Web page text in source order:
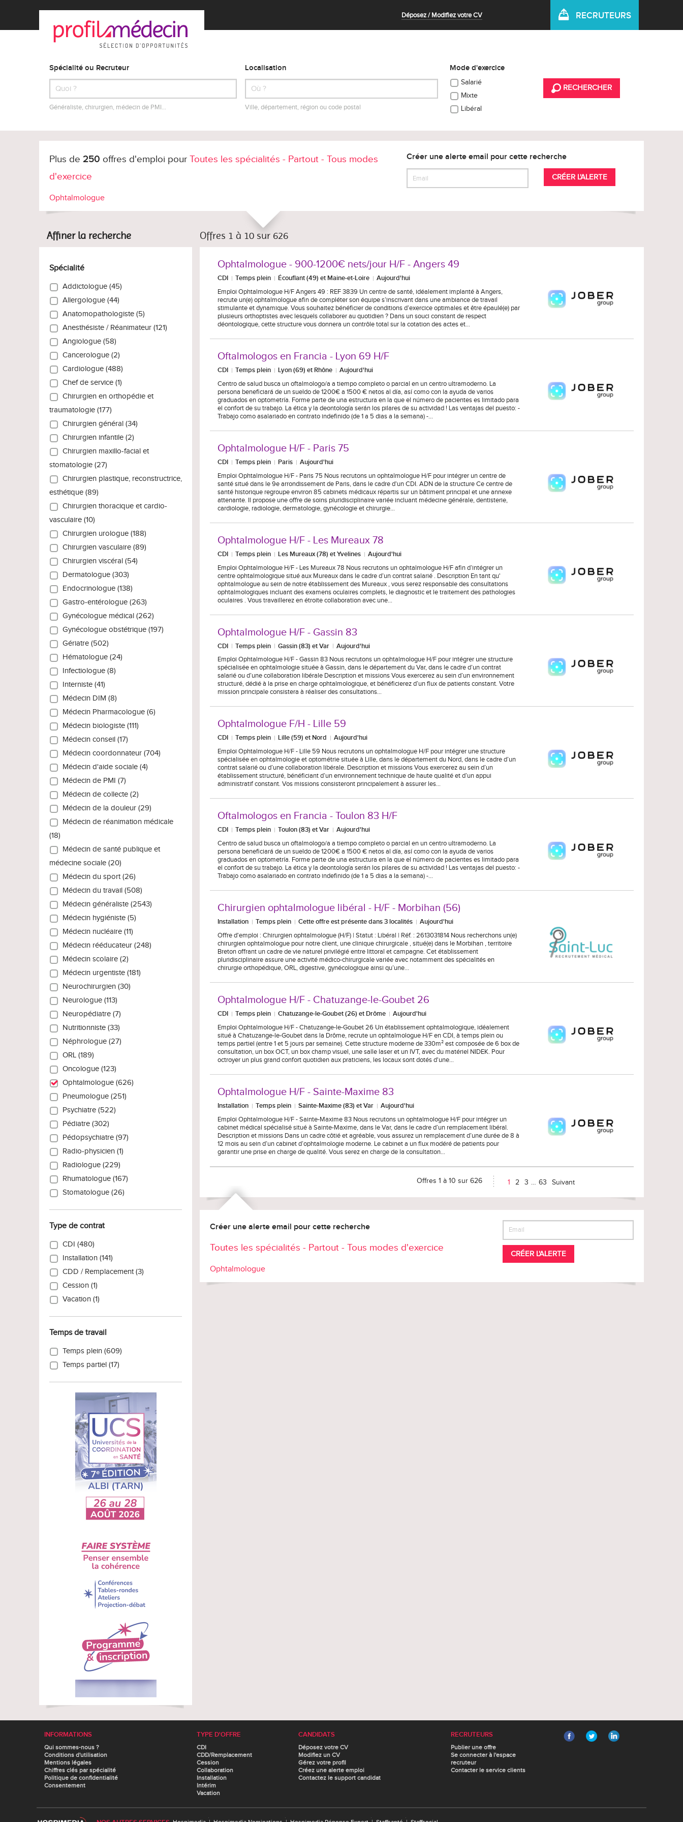
Déposez / Modifiez votre CV RECRUTEURS
Spécialité ou Recruteur
Généraliste, chirurgien, médecin de PMI…
Localisation
Ville, département, région ou code postal
Mode d'exercice
Salarié
Mixte
Libéral
RECHERCHER
Plus de 250 offres d'emploi pour Toutes les spécialités - Partout - Tous modes
d'exercice
Ophtalmologue
Créer une alerte email pour cette recherche
CRÉER L'ALERTE
Affiner la recherche Offres 1 à 10 sur 626
Spécialité
Addictologue (45)
Allergologue (44)
Anatomopathologiste (5)
Anesthésiste / Réanimateur (121)
Angiologue (58)
Cancerologue (2)
Cardiologue (488)
Chef de service (1)
Chirurgien en orthopédie et
traumatologie (177)
Chirurgien général (34)
Chirurgien infantile (2)
Chirurgien maxillo-facial et
stomatologie (27)
Chirurgien plastique, reconstructrice,
esthétique (89)
Chirurgien thoracique et cardio-
vasculaire (10)
Chirurgien urologue (188)
Chirurgien vasculaire (89)
Chirurgien viscéral (54)
Dermatologue (303)
Endocrinologue (138)
Gastro-entérologue (263)
Gynécologue médical (262)
Gynécologue obstétrique (197)
Gériatre (502)
Hématologue (24)
Infectiologue (8)
Interniste (41)
Médecin DIM (8)
Médecin Pharmacologue (6)
Médecin biologiste (111)
Médecin conseil (17)
Médecin coordonnateur (704)
Médecin d'aide sociale (4)
Médecin de PMI (7)
Médecin de collecte (2)
Médecin de la douleur (29)
Médecin de réanimation médicale
(18)
Médecin de santé publique et
médecine sociale (20)
Médecin du sport (26)
Médecin du travail (508)
Médecin généraliste (2543)
Médecin hygiéniste (5)
Médecin nucléaire (11)
Médecin rééducateur (248)
Médecin scolaire (2)
Médecin urgentiste (181)
Neurochirurgien (30)
Neurologue (113)
Neuropédiatre (7)
Nutritionniste (33)
Néphrologue (27)
ORL (189)
Oncologue (123)
Ophtalmologue (626)
Pneumologue (251)
Psychiatre (522)
Pédiatre (302)
Pédopsychiatre (97)
Radio-physicien (1)
Radiologue (229)
Rhumatologue (167)
Stomatologue (26)
Type de contrat
CDI (480)
Installation (141)
CDD / Remplacement (3)
Cession (1)
Vacation (1)
Temps de travail
Temps plein (609)
Temps partiel (17)
Ophtalmologue - 900-1200€ nets/jour H/F - Angers 49
CDI Temps plein Écouflant (49) et Maine-et-Loire
Aujourd'hui
Emploi Ophtalmologue H/F Angers 49 : REF 3839 Un centre de santé, idéalement implanté à Angers,
recrute un(e) ophtalmologue afin de compléter son équipe s’inscrivant dans une ambiance de travail
stimulante et dynamique. Vous souhaitez bénéficier de conditions d’exercice optimales et être épaulé(e) par
plusieurs orthoptistes avec lesquels collaborer au quotidien ? Dans un souci constant de respect
déontologique, cette structure vous donnera un contrôle total sur la cotation des actes et…
Oftalmologos en Francia - Lyon 69 H/F
CDI Temps plein Lyon (69) et Rhône
Aujourd'hui
Centro de salud busca un oftalmologo/a a tiempo completo o parcial en un centro ultramoderno. La
persona beneficiará de un sueldo de 1200€ a 1500 € netos al día, así como con la ayuda de varios
graduados en optometría. Forme parte de una estructura en la que el número de pacientes es limitado para
el confort de su trabajo. La ética y la deontología serán los pilares de su actividad ! Las ventajas del puesto: -
Trabajo como asalariado en contrato indefinido (de 1 a 5 dias a la semana) -…
Ophtalmologue H/F - Paris 75
CDI Temps plein Paris
Aujourd'hui
Emploi Ophtalmologue H/F - Paris 75 Nous recrutons un ophtalmologue H/F pour intégrer un centre de
santé situé dans le 9e arrondissement de Paris, dans le cadre d'un CDI. ADN de la structure Ce centre de
santé historique regroupe environ 85 cabinets médicaux répartis sur un bâtiment principal et une annexe
attenante. Il propose une offre de soins pluridisciplinaire variée incluant médecine générale, dentisterie,
cardiologie, radiologie, dermatologie, gynécologie et chirurgie…
Ophtalmologue H/F - Les Mureaux 78
CDI Temps plein Les Mureaux (78) et Yvelines
Aujourd'hui
Emploi Ophtalmologue H/F - Les Mureaux 78 Nous recrutons un ophtalmologue H/F afin d’intégrer un
centre ophtalmologique situé aux Mureaux dans le cadre d’un contrat salarié . Description En tant qu'
ophtalmologue au sein de notre établissement des Mureaux , vous serez responsable des consultations
ophtalmologiques incluant des examens oculaires complets, le diagnostic et le traitement des pathologies
oculaires . Vous travaillerez en étroite collaboration avec une…
Ophtalmologue H/F - Gassin 83
CDI Temps plein Gassin (83) et Var
Aujourd'hui
Emploi Ophtalmologue H/F - Gassin 83 Nous recrutons un ophtalmologue H/F pour intégrer une structure
spécialisée en ophtalmologie située à Gassin, dans le département du Var, dans le cadre d’un contrat
salarié ou d’une collaboration libérale Description et missions Vous exercerez au sein d’un environnement
structuré, dédié à la prise en charge ophtalmologique, et bénéficierez d’un flux de patients constant. Votre
mission principale consistera à réaliser des consultations…
Ophtalmologue F/H - Lille 59
CDI Temps plein Lille (59) et Nord
Aujourd'hui
Emploi Ophtalmologue H/F - Lille 59 Nous recrutons un ophtalmologue H/F pour intégrer une structure
spécialisée en ophtalmologie et optométrie située à Lille, dans le département du Nord, dans le cadre d’un
contrat salarié ou d’une collaboration libérale. Description et missions Vous exercerez au sein d’un
établissement structuré, bénéficiant d’un environnement technique de haute qualité et d’un appui
administratif constant. Vos missions consisteront principalement à assurer les…
Oftalmologos en Francia - Toulon 83 H/F
CDI Temps plein Toulon (83) et Var
Aujourd'hui
Centro de salud busca un oftalmologo/a a tiempo completo o parcial en un centro ultramoderno. La
persona beneficiará de un sueldo de 1200€ a 1500 € netos al día, así como con la ayuda de varios
graduados en optometría. Forme parte de una estructura en la que el número de pacientes es limitado para
el confort de su trabajo. La ética y la deontología serán los pilares de su actividad ! Las ventajas del puesto: -
Trabajo como asalariado en contrato indefinido (de 1 a 5 dias a la semana) -…
Chirurgien ophtalmologue libéral - H/F - Morbihan (56)
Installation Temps plein Cette offre est présente dans 3 localités
Aujourd'hui
Offre d'emploi : Chirurgien ophtalmologue (H/F) | Statut : Libéral | Réf. : 2613031814 Nous recherchons un(e)
chirurgien ophtalmologue pour notre client, une clinique chirurgicale , situé(e) dans le Morbihan , territoire
Breton offrant un cadre de vie naturel privilégié entre littoral et campagne. Cet établissement
pluridisciplinaire assure une activité médico-chirurgicale variée avec notamment des spécialités en
chirurgie orthopédique, ORL, digestive, gynécologique ainsi qu’une…
Ophtalmologue H/F - Chatuzange-le-Goubet 26
CDI Temps plein Chatuzange-le-Goubet (26) et Drôme
Aujourd'hui
Emploi Ophtalmologue H/F - Chatuzange-le-Goubet 26 Un établissement ophtalmologique, idéalement
situé à Chatuzange-le-Goubet dans la Drôme, recrute un ophtalmologue H/F en CDI, à temps plein ou
temps partiel (entre 1 et 5 jours par semaine). Cette structure moderne de 330m² est composée de 6 box de
consultation, un box OCT, un box champ visuel, une salle laser et un IVT, avec du matériel NIDEK. Pour
octroyer un plus grand confort quotidien aux praticiens, les locaux sont dotés d'une…
Ophtalmologue H/F - Sainte-Maxime 83
Installation Temps plein Sainte-Maxime (83) et Var
Aujourd'hui
Emploi Ophtalmologue H/F - Sainte-Maxime 83 Nous recrutons un ophtalmologue H/F pour intégrer un
cabinet médical spécialisé situé à Sainte-Maxime, dans le Var, dans le cadre d’un remplacement libéral.
Description et missions Dans un cadre côtié et agréable, vous assurez un remplacement d’une durée de 8 à
12 mois au sein d’un cabinet d’ophtalmologie moderne. Le cabinet a un flux modéré de patients pour
garantir une prise en charge de qualité. Vous serez en charge de la consultation…
Offres 1 à 10 sur 626 1 2 3 … 63 Suivant
Créer une alerte email pour cette recherche
Toutes les spécialités - Partout - Tous modes d'exercice
Ophtalmologue
CRÉER L'ALERTE
INFORMATIONS
Qui sommes-nous ?
Conditions d'utilisation
Mentions légales
Chiffres clés par spécialité
Politique de confidentialité
Consentement
TYPE D'OFFRE
CDI
CDD/Remplacement
Cession
Collaboration
Installation
Intérim
Vacation
CANDIDATS
Déposez votre CV
Modifiez un CV
Gérez votre profil
Créez une alerte emploi
Contactez le support candidat
RECRUTEURS
Publier une offre
Se connecter à l'espace
recruteur
Contacter le service clients